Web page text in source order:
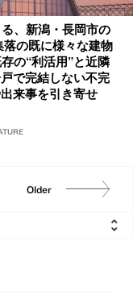
、新潟・長岡市の
の既に様々な建物
の“利活用”と近隣
で完結しない不完
来事を引き寄せ
Older